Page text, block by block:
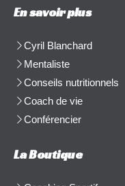
En savoir plus
Cyril Blanchard
Mentaliste
Conseils nutritionnels
Coach de vie
Conférencier
La Boutique